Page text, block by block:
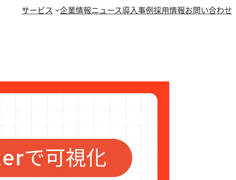
サービス 企業情報ニュース導入事例採用情報お問い合わせ